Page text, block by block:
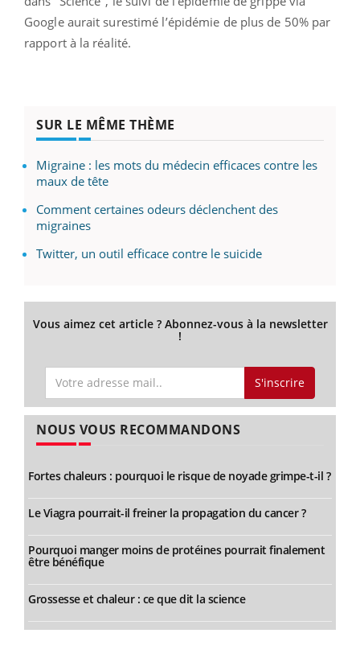
Google aurait surestimé l’épidémie de plus de 50% par
rapport à la réalité.
SUR LE MÊME THÈME
Migraine : les mots du médecin efficaces contre les
maux de tête
Comment certaines odeurs déclenchent des
migraines
Twitter, un outil efficace contre le suicide
Vous aimez cet article ? Abonnez-vous à la newsletter
!
S'inscrire
NOUS VOUS RECOMMANDONS
Fortes chaleurs : pourquoi le risque de noyade grimpe-t-il ?
Le Viagra pourrait-il freiner la propagation du cancer ?
Pourquoi manger moins de protéines pourrait finalement
être bénéfique
Grossesse et chaleur : ce que dit la science